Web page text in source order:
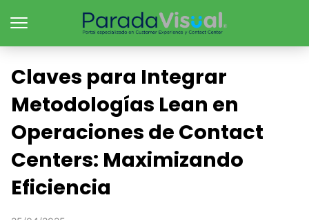
Claves para Integrar
Metodologías Lean en
Operaciones de Contact
Centers: Maximizando
Eficiencia